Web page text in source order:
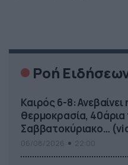
φάουλ, εννέα κίτρινες
Ροή
Καιρός 6-8: Ανεβαίνει
θερμοκρασία, 40άρια
Σαββατοκύριακο…